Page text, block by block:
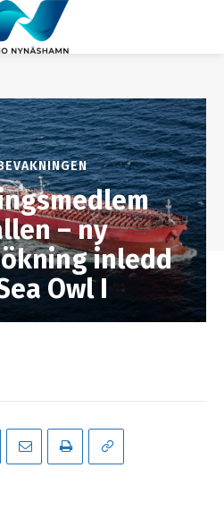
– ny
inledd
Owl I